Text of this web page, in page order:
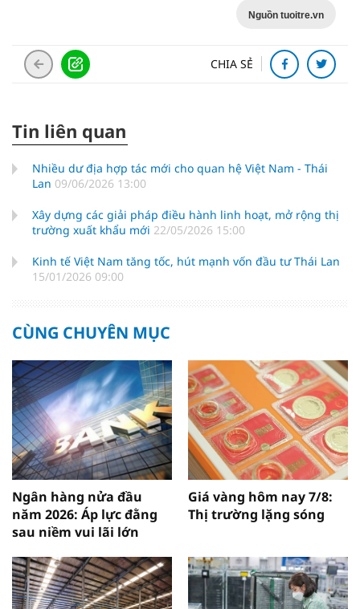
Nguồn tuoitre.vn
CHIA SẺ
Tin liên quan
Nhiều dư địa hợp tác mới cho quan hệ Việt Nam - Thái
Lan 09/06/2026 13:00
Xây dựng các giải pháp điều hành linh hoạt, mở rộng thị
trường xuất khẩu mới 22/05/2026 15:00
Kinh tế Việt Nam tăng tốc, hút mạnh vốn đầu tư Thái Lan
15/01/2026 09:00
CÙNG CHUYÊN MỤC
Ngân hàng nửa đầu
năm 2026: Áp lực đằng
sau niềm vui lãi lớn
Giá vàng hôm nay 7/8:
Thị trường lặng sóng